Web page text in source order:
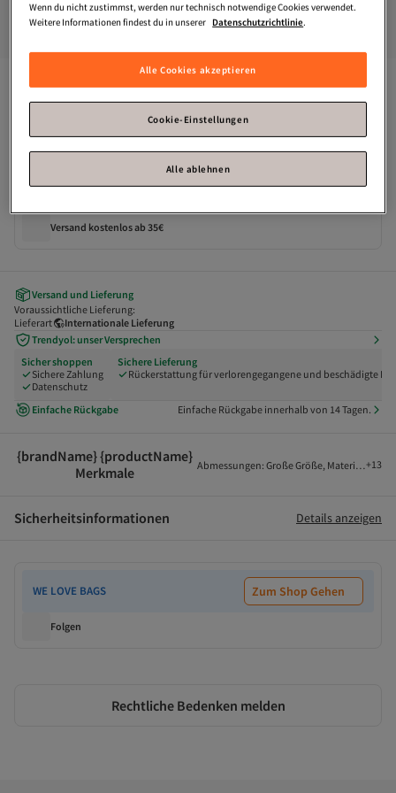
Hunter wallet RFID leather 19 cm
Zahle deine Rechnung innerhalb von 30 Tagen – kostenfrei.
Versand kostenlos ab 35€
Versand und Lieferung
Voraussichtliche Lieferung:
Lieferart
Internationale Lieferung
Trendyol: unser Versprechen
Sicher shoppen
Sichere Zahlung
Datenschutz
Sichere Lieferung
Rückerstattung für verlorengegangene und beschädigte
Einfache Rückgabe Einfache Rückgabe innerhalb von 14 Tagen.
{brandName} {productName}
Merkmale
Abmessungen: Große Größe, Material:+13
Sicherheitsinformationen Details anzeigen
WE LOVE BAGS Zum Shop Gehen
Folgen
Rechtliche Bedenken melden
Wenn du nicht zustimmst, werden nur technisch notwendige Cookies verwendet.
Weitere Informationen findest du in unserer Datenschutzrichtlinie.
Alle Cookies akzeptieren
Cookie-Einstellungen
Alle ablehnen